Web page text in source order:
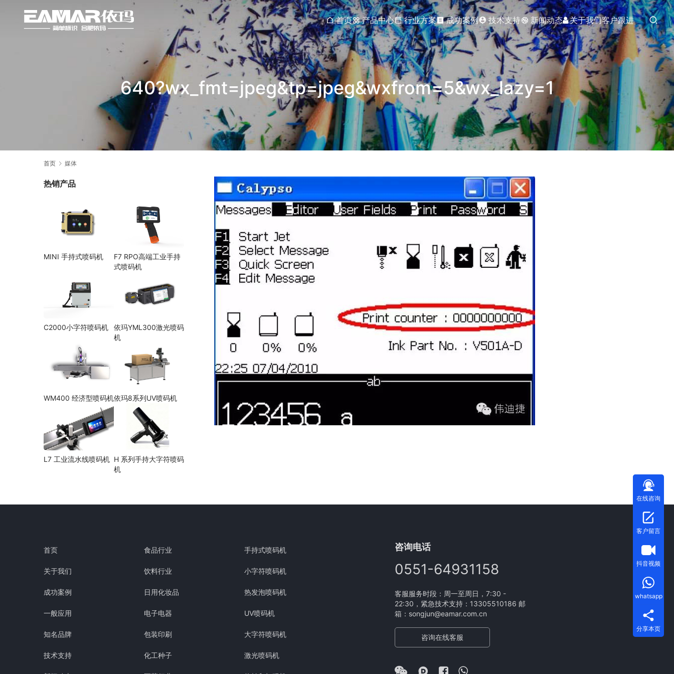
首页 产品中心 行业方案 成功案例 技术支持 新闻动态 关于我们客户跟进
640?wx_fmt=jpeg&tp=jpeg&wxfrom=5&wx_lazy=1
首页 媒体
热销产品
MINI 手持式喷码机
F7 RPO高端工业手持
式喷码机
C2000小字符喷码机
依玛YML300激光喷码
机
WM400 经济型喷码机依玛8系列UV喷码机
L7 工业流水线喷码机 H 系列手持大字符喷码
机
首页
关于我们
成功案例
一般应用
知名品牌
技术支持
食品行业
饮料行业
日用化妆品
电子电器
包装印刷
化工种子
手持式喷码机
小字符喷码机
热发泡喷码机
UV喷码机
大字符喷码机
激光喷码机
咨询电话
0551-64931158
客服服务时段：周一至周日，7:30 -
22:30，紧急技术支持：13305510186 邮
箱：songjun@eamar.com.cn
咨询在线客服
在线咨询
客户留言
抖音视频
whatsapp
分享本页